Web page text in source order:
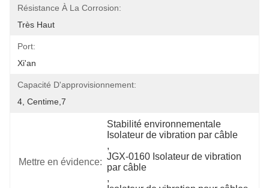
Résistance À La Corrosion:
Très Haut
Port:
Xi'an
Capacité D'approvisionnement:
4, Centime,7
Mettre en évidence:
Stabilité environnementale
Isolateur de vibration par câble
,
JGX-0160 Isolateur de vibration
par câble
,